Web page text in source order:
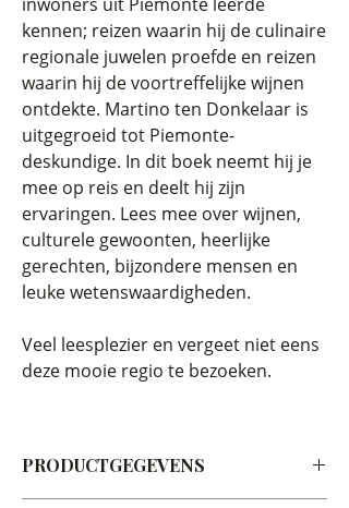
kennen; reizen waarin hij de culinaire
regionale juwelen proefde en reizen
waarin hij de voortreffelijke wijnen
ontdekte. Martino ten Donkelaar is
uitgegroeid tot Piemonte-
deskundige. In dit boek neemt hij je
mee op reis en deelt hij zijn
ervaringen. Lees mee over wijnen,
culturele gewoonten, heerlijke
gerechten, bijzondere mensen en
leuke wetenswaardigheden.
Veel leesplezier en vergeet niet eens
deze mooie regio te bezoeken.
PRODUCTGEGEVENS